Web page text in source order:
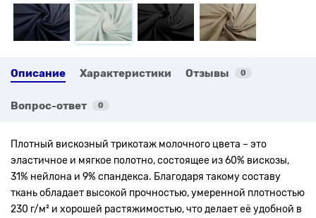
Описание Характеристики Отзывы 0
Вопрос-ответ 0
Плотный вискозный трикотаж молочного цвета – это
эластичное и мягкое полотно, состоящее из 60% вискозы,
31% нейлона и 9% спандекса. Благодаря такому составу
ткань обладает высокой прочностью, умеренной плотностью
230 г/м² и хорошей растяжимостью, что делает её удобной в